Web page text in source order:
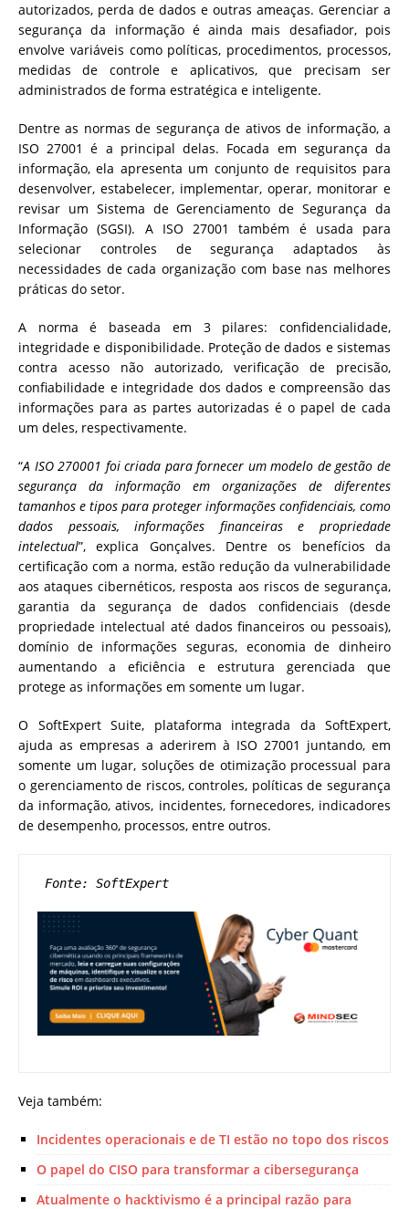
autorizados, perda de dados e outras ameaças. Gerenciar a
segurança da informação é ainda mais desafiador, pois
envolve variáveis como políticas, procedimentos, processos,
medidas de controle e aplicativos, que precisam ser
administrados de forma estratégica e inteligente.
Dentre as normas de segurança de ativos de informação, a
ISO 27001 é a principal delas. Focada em segurança da
informação, ela apresenta um conjunto de requisitos para
desenvolver, estabelecer, implementar, operar, monitorar e
revisar um Sistema de Gerenciamento de Segurança da
Informação (SGSI). A ISO 27001 também é usada para
selecionar controles de segurança adaptados às
necessidades de cada organização com base nas melhores
práticas do setor.
A norma é baseada em 3 pilares: confidencialidade,
integridade e disponibilidade. Proteção de dados e sistemas
contra acesso não autorizado, verificação de precisão,
confiabilidade e integridade dos dados e compreensão das
informações para as partes autorizadas é o papel de cada
um deles, respectivamente.
“A ISO 270001 foi criada para fornecer um modelo de gestão de
segurança da informação em organizações de diferentes
tamanhos e tipos para proteger informações confidenciais, como
dados pessoais, informações financeiras e propriedade
intelectual”, explica Gonçalves. Dentre os benefícios da
certificação com a norma, estão redução da vulnerabilidade
aos ataques cibernéticos, resposta aos riscos de segurança,
garantia da segurança de dados confidenciais (desde
propriedade intelectual até dados financeiros ou pessoais),
domínio de informações seguras, economia de dinheiro
aumentando a eficiência e estrutura gerenciada que
protege as informações em somente um lugar.
O SoftExpert Suite, plataforma integrada da SoftExpert,
ajuda as empresas a aderirem à ISO 27001 juntando, em
somente um lugar, soluções de otimização processual para
o gerenciamento de riscos, controles, políticas de segurança
da informação, ativos, incidentes, fornecedores, indicadores
de desempenho, processos, entre outros.
Fonte: SoftExpert
Veja também:
Incidentes operacionais e de TI estão no topo dos riscos
O papel do CISO para transformar a cibersegurança
Atualmente o hacktivismo é a principal razão para